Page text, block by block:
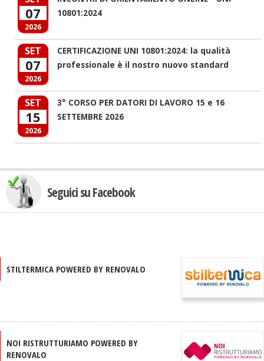
07
2026
10801:2024
SET
07
2026
CERTIFICAZIONE UNI 10801:2024: la qualità
professionale è il nostro nuovo standard
SET
15
2026
3° CORSO PER DATORI DI LAVORO 15 e 16
SETTEMBRE 2026
Seguici su Facebook
STILTERMICA POWERED BY RENOVALO
NOI RISTRUTTURIAMO POWERED BY
RENOVALO